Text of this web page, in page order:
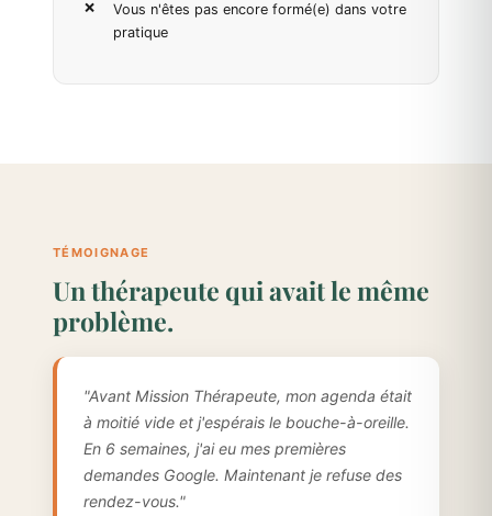
Vous n'êtes pas encore formé(e) dans votre
pratique
TÉMOIGNAGE
Un thérapeute qui avait le même
problème.
"Avant Mission Thérapeute, mon agenda était
à moitié vide et j'espérais le bouche-à-oreille.
En 6 semaines, j'ai eu mes premières
demandes Google. Maintenant je refuse des
rendez-vous."